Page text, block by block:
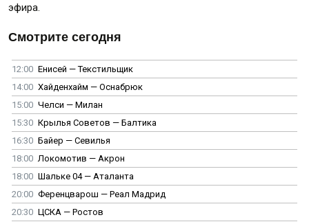
эфира.
Смотрите сегодня
12:00 Енисей — Текстильщик
14:00 Хайденхайм — Оснабрюк
15:00 Челси — Милан
15:30 Крылья Советов — Балтика
16:30 Байер — Севилья
18:00 Локомотив — Акрон
18:00 Шальке 04 — Аталанта
20:00 Ференцварош — Реал Мадрид
20:30 ЦСКА — Ростов